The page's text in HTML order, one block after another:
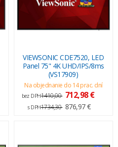
VIEWSONIC CDE7520, LED
Panel 75" 4K UHD/IPS/8ms
(VS17909)
Na objednanie do 14 prac. dní
bez DPH1410,00 712,98 €
s DPH1734,30 876,97 €